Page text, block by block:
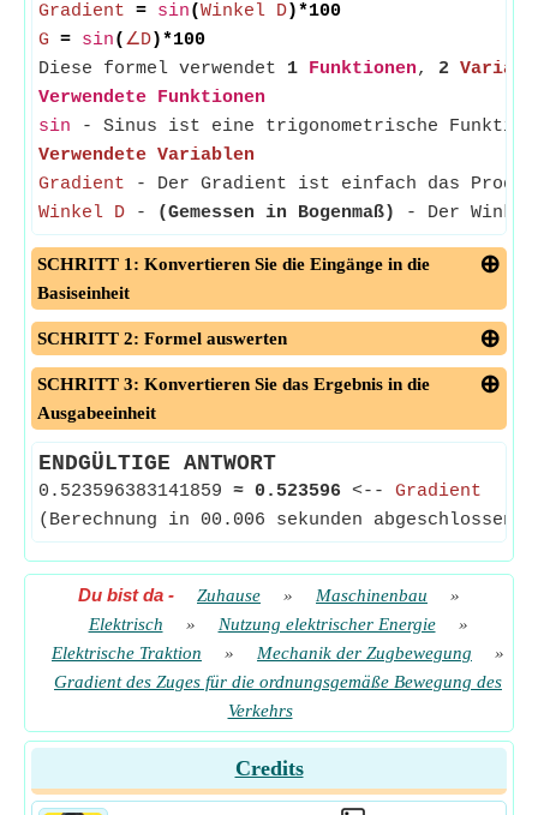
Gradient = sin(Winkel D)*100
G = sin( ∠D)*100
Diese formel verwendet 1 Funktionen, 2
Verwendete Funktionen
sin - Sinus ist eine trigonometrische
Verwendete Variablen
Gradient - Der Gradient ist einfach das
Winkel D - (Gemessen in Bogenmaß) - Der
SCHRITT 1: Konvertieren Sie die Eingänge in die
Basiseinheit
SCHRITT 2: Formel auswerten
SCHRITT 3: Konvertieren Sie das Ergebnis in die
Ausgabeeinheit
ENDGÜLTIGE ANTWORT
0.523596383141859 ≈ 0.523596 <-- Gradient
(Berechnung in 00.006 sekunden abgeschlossen)
Du bist da - Zuhause » Maschinenbau
»
Elektrisch
» Nutzung elektrischer Energie
»
Elektrische Traktion
» Mechanik der Zugbewegung
»
Gradient des Zuges für die ordnungsgemäße Bewegung des
Verkehrs
Credits